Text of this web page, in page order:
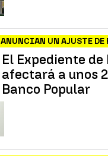
ANUNCIAN UN AJUSTE
El Expediente
afectará a unos
Banco Popular